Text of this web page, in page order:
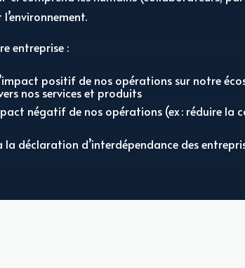
entreprise :
positif de nos opérations sur notre
nos services et produits
négatif de nos opérations (ex : réduire
la déclaration d’interdépendance des